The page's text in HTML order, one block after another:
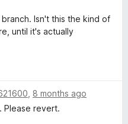
Isn't this the kind of
until it's actually
8 months ago
Please revert.